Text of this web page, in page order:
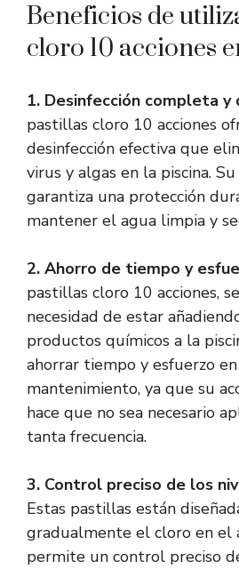
Beneficios de
cloro 10 acciones
1. Desinfección completa y
pastillas cloro 10 acciones
desinfección efectiva que
virus y algas en la piscina.
garantiza una protección
mantener el agua limpia y
2. Ahorro de tiempo y
pastillas cloro 10 acciones,
necesidad de estar
productos químicos a la
ahorrar tiempo y esfuerzo
mantenimiento, ya que su
hace que no sea necesario
tanta frecuencia.
3. Control preciso de los
Estas pastillas están
gradualmente el cloro en el
permite un control preciso